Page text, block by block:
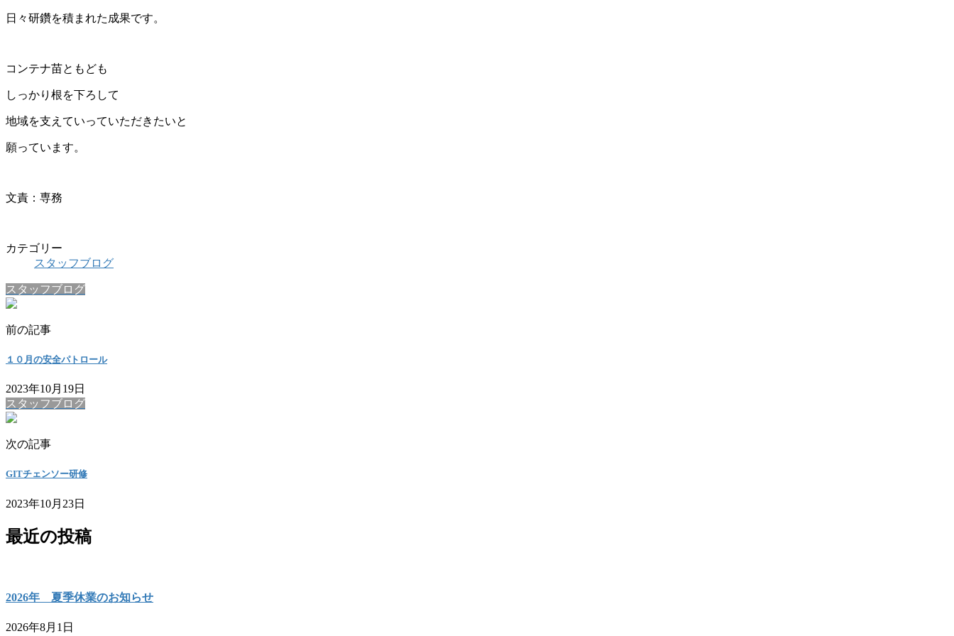
日々研鑽を積まれた成果です。
コンテナ苗ともども
しっかり根を下ろして
地域を支えていっていただきたいと
願っています。
文責：専務
カテゴリー
スタッフブログ
スタッフブログ
前の記事
１０月の安全パトロール
2023年10月19日
スタッフブログ
次の記事
GITチェンソー研修
2023年10月23日
最近の投稿
2026年 夏季休業のお知らせ
2026年8月1日